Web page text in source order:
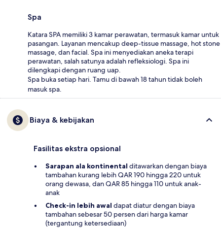
Spa
Katara SPA memiliki 3 kamar perawatan, termasuk kamar untuk
pasangan. Layanan mencakup deep-tissue massage, hot stone
massage, dan facial. Spa ini menyediakan aneka terapi
perawatan, salah satunya adalah refleksiologi. Spa ini
dilengkapi dengan ruang uap.
Spa buka setiap hari. Tamu di bawah 18 tahun tidak boleh
masuk spa.
Biaya & kebijakan
Fasilitas ekstra opsional
Sarapan ala kontinental ditawarkan dengan biaya
tambahan kurang lebih QAR 190 hingga 220 untuk
orang dewasa, dan QAR 85 hingga 110 untuk anak-
anak
Check-in lebih awal dapat diatur dengan biaya
tambahan sebesar 50 persen dari harga kamar
(tergantung ketersediaan)